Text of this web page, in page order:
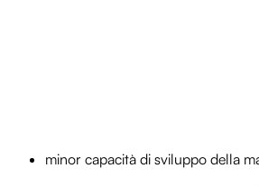
minor capacità di sviluppo della